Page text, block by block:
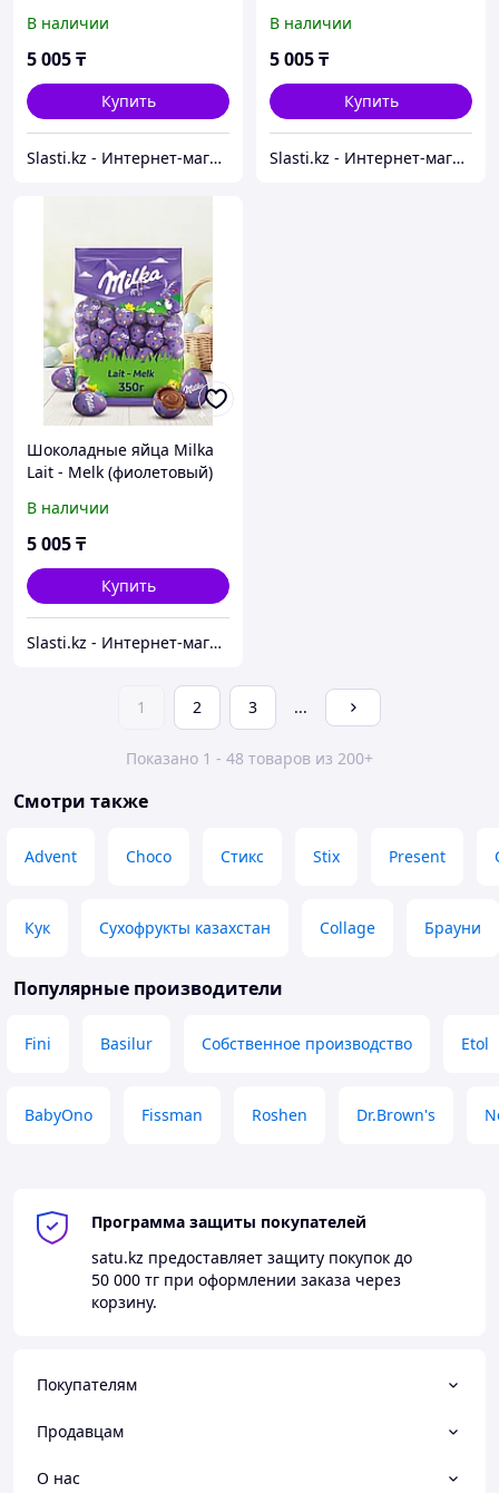
В наличии
5 005₸
Купить
Slasti.kz - Интернет-магазин сладостей
В наличии
5 005₸
Купить
Slasti.kz - Интернет-магазин сладостей
Шоколадные яйца Milka
Lait - Melk (фиолетовый)
В наличии
5 005₸
Купить
Slasti.kz - Интернет-магазин сладостей
1 2 3 ...
Показано 1 - 48 товаров из 200+
Смотри также
Advent Choco Стикс Stix Present
Кук Сухофрукты казахстан Collage Брауни
Популярные производители
Fini Basilur Собственное производство Etol
BabyOno Fissman Roshen Dr.Brown's
Программа защиты покупателей
satu.kz предоставляет защиту покупок до
50 000 тг при оформлении заказа через
корзину.
Покупателям
Продавцам
О нас